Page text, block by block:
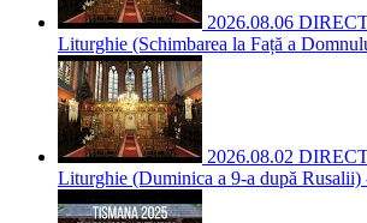
2026.08.06
Liturghie (Schimbarea la Față a
2026.08.02
Liturghie (Duminica a 9-a după Rusalii)